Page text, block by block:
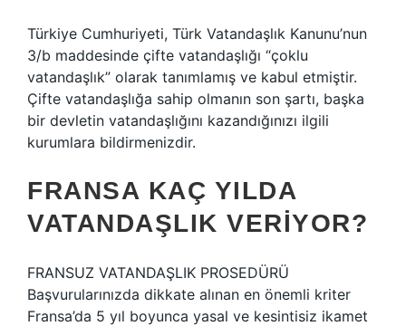
Türkiye Cumhuriyeti, Türk Vatandaşlık Kanunu’nun
3/b maddesinde çifte vatandaşlığı “çoklu
vatandaşlık” olarak tanımlamış ve kabul etmiştir.
Çifte vatandaşlığa sahip olmanın son şartı, başka
bir devletin vatandaşlığını kazandığınızı ilgili
kurumlara bildirmenizdir.
FRANSA KAÇ YILDA
VATANDAŞLIK VERIYOR?
FRANSUZ VATANDAŞLIK PROSEDÜRÜ
Başvurularınızda dikkate alınan en önemli kriter
Fransa’da 5 yıl boyunca yasal ve kesintisiz ikamet